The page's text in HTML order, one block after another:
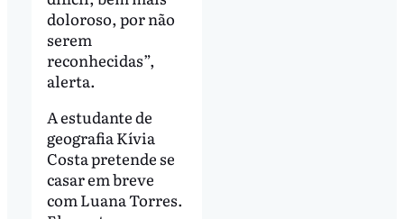
doloroso, por não
serem
reconhecidas”,
alerta.
A estudante de
geografia Kívia
Costa pretende se
casar em breve
com Luana Torres.